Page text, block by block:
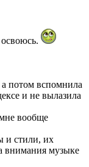
потом вспомнила
и не вылазила
вообще
и стили, их
внимания музыке